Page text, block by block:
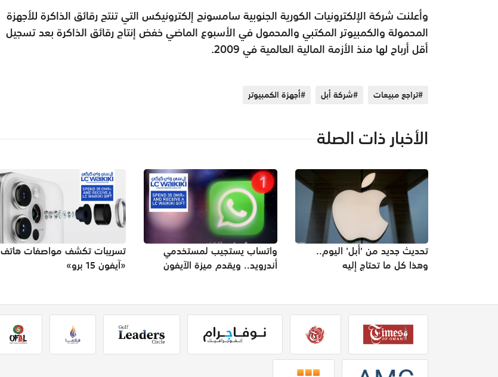
وأعلنت شركة الإلكترونيات الكورية الجنوبية سامسونج إلكترونيكس التي تنتج رقائق الذاكرة للأجهزة
المحمولة والكمبيوتر المكتبي والمحمول في الأسبوع الماضي خفض إنتاج رقائق الذاكرة بعد تسجيل
أقل أرباح لها منذ الأزمة المالية العالمية في 2009.
#تراجع مبيعات #شركة أبل #أجهزة الكمبيوتر
الأخبار ذات الصلة
تحديث جديد من 'أبل' اليوم..
وهذا كل ما تحتاج إليه
واتساب يستجيب لمستخدمي
أندرويد.. ويقدم ميزة الآيفون
تسريبات تكشف مواصفات هاتف
«آيفون 15 برو»